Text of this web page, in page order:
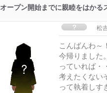
オープン開始までに親睦をはかる
松
こんばんわ～
今帰りました
っていれば・
考えたくない
って執着しす